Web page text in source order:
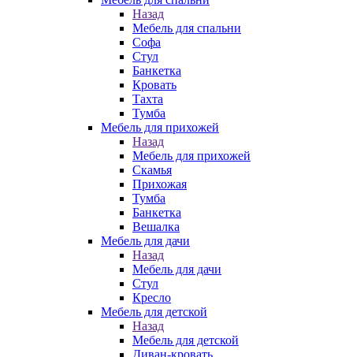
Назад
Мебель для спальни
Софа
Стул
Банкетка
Кровать
Тахта
Тумба
Мебель для прихожей
Назад
Мебель для прихожей
Скамья
Прихожая
Тумба
Банкетка
Вешалка
Мебель для дачи
Назад
Мебель для дачи
Стул
Кресло
Мебель для детской
Назад
Мебель для детской
Диван-кровать